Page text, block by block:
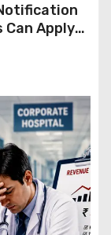
Can Apply